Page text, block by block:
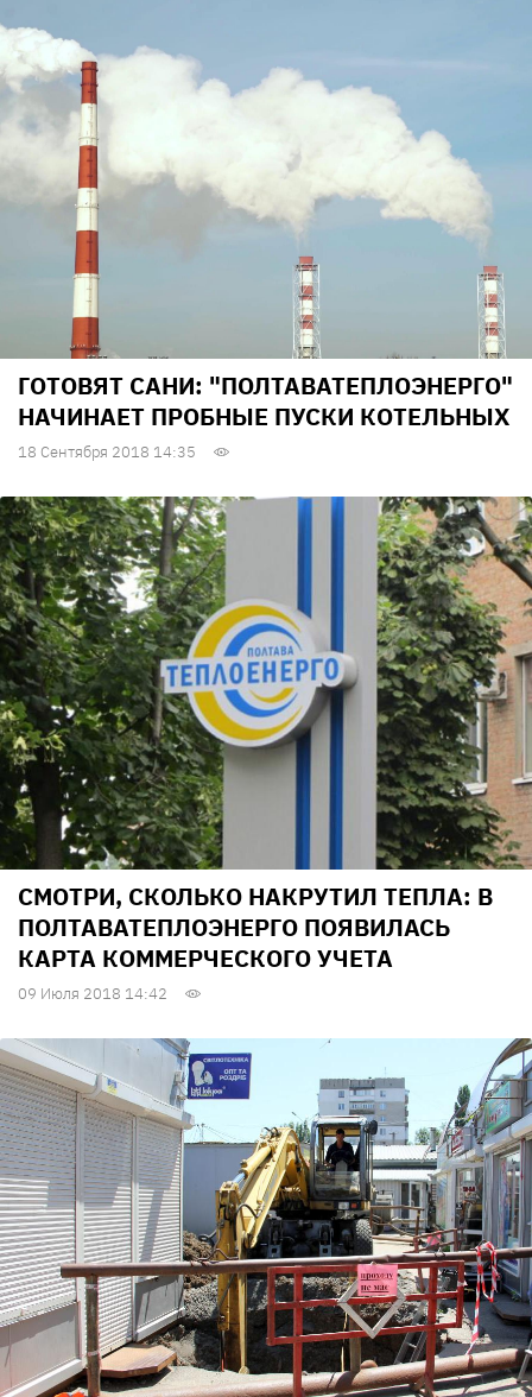
ГОТОВЯТ САНИ: "ПОЛТАВАТЕПЛОЭНЕРГО"
НАЧИНАЕТ ПРОБНЫЕ ПУСКИ КОТЕЛЬНЫХ
18 Сентября 2018 14:35
СМОТРИ, СКОЛЬКО НАКРУТИЛ ТЕПЛА: В
ПОЛТАВАТЕПЛОЭНЕРГО ПОЯВИЛАСЬ
КАРТА КОММЕРЧЕСКОГО УЧЕТА
09 Июля 2018 14:42